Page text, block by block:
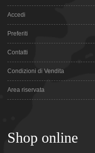
Accedi
Preferiti
Contatti
Condizioni di Vendita
Area riservata
Shop online